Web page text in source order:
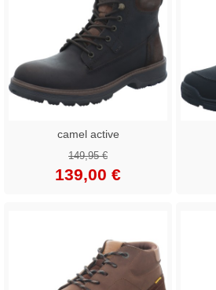
camel active
149,95 €
139,00 €